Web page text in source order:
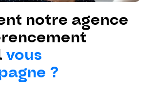
notre agence
vous
?